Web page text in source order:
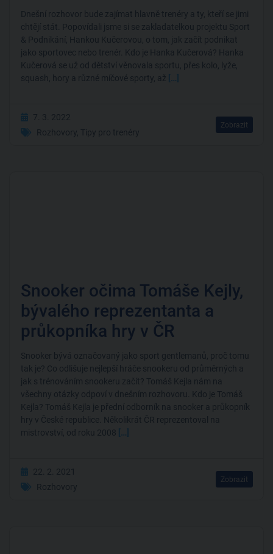
Dnešní rozhovor bude zajímat hlavně trenéry a ty, kteří se jimi
chtějí stát. Popovídali jsme si se zakladatelkou projektu Sport
& Podnikání, Hankou Kučerovou, o tom, jak začít podnikat
jako sportovec nebo trenér. Kdo je Hanka Kučerová? Hanka
Kučerová se už od dětství věnovala sportu, přes kolo, lyže,
squash, hory a různé míčové sporty, až […]
7. 3. 2022
Rozhovory, Tipy pro trenéry
Zobrazit
Snooker očima Tomáše Kejly,
bývalého reprezentanta a
průkopníka hry v ČR
Snooker bývá označovaný jako sport gentlemanů, proč tomu
tak je? Co odlišuje nejlepší hráče snookeru od průměrných a
jak s trénováním snookeru začít? Tomáš Kejla nám na
všechny otázky odpoví v dnešním rozhovoru. Kdo je Tomáš
Kejla? Tomáš Kejla je přední odborník na snooker a průkopník
hry v České republice. Několikrát ČR reprezentoval na
mistrovství, od roku 2008 […]
22. 2. 2021
Rozhovory
Zobrazit